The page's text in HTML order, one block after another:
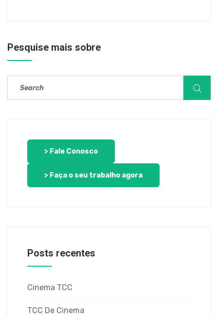
Pesquise mais sobre
> Fale Conosco
> Faça o seu trabalho agora
Posts recentes
Cinema TCC
TCC De Cinema